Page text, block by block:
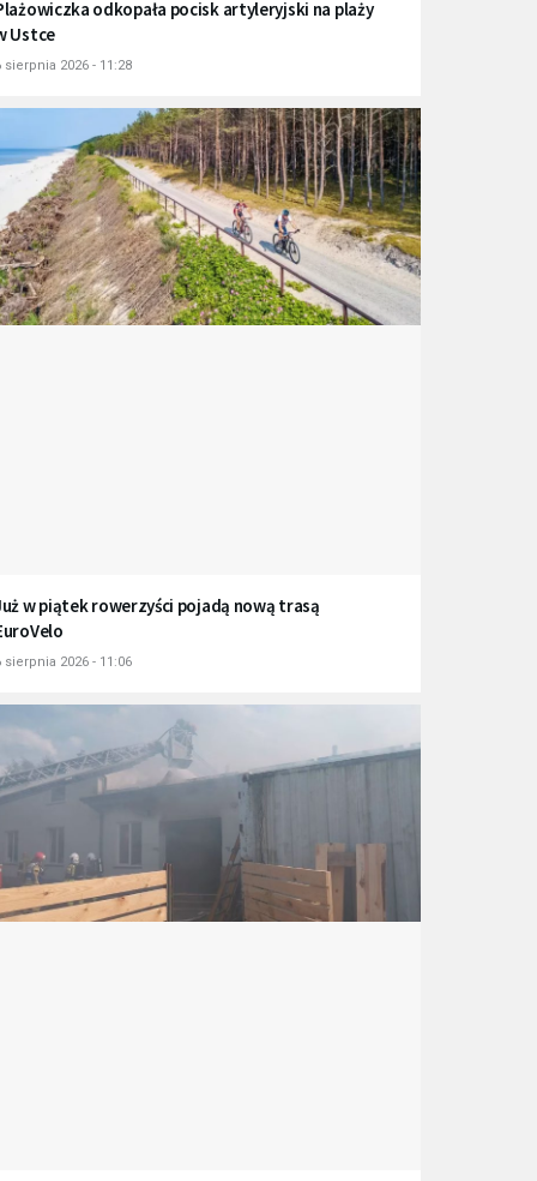
odkopała pocisk artyleryjski na plaży
Ustce
sierpnia 2026 - 11:28
w piątek rowerzyści pojadą nową trasą
sierpnia 2026 - 11:06